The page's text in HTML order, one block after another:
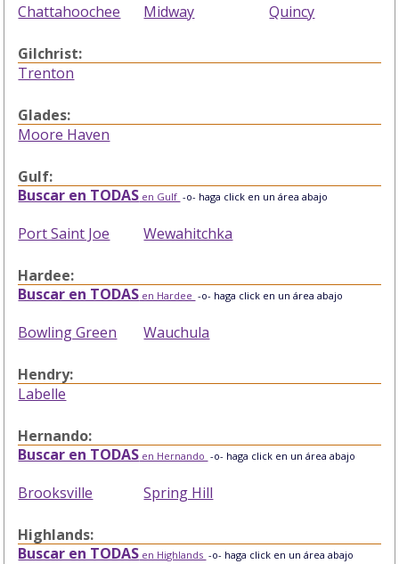
Chattahoochee Midway Quincy
Gilchrist:
Trenton
Glades:
Moore Haven
Gulf:
Buscar en TODAS en Gulf -o- haga click en un área abajo
Port Saint Joe Wewahitchka
Hardee:
Buscar en TODAS en Hardee -o- haga click en un área abajo
Bowling Green Wauchula
Hendry:
Labelle
Hernando:
Buscar en TODAS en Hernando -o- haga click en un área abajo
Brooksville Spring Hill
Highlands:
Buscar en TODAS en Highlands -o- haga click en un área abajo